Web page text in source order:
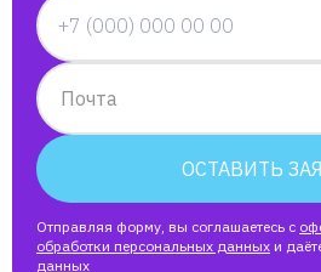
Почта
ОСТАВИТЬ
Отправляя форму, вы соглашаетесь с
обработки персональных данных и
данных